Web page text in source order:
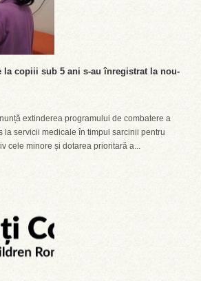
la copiii sub 5 ani s-au înregistrat la nou-
extinderea programului de combatere a
la servicii medicale în timpul sarcinii pentru
cele minore și dotarea prioritară a...